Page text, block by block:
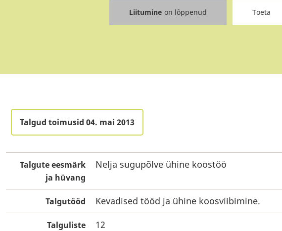
Liitumine on lõppenud Toeta
Talgud toimusid 04. mai 2013
Talgute eesmärk
ja hüvang
Nelja sugupõlve ühine koostöö
Talgutööd Kevadised tööd ja ühine koosviibimine.
Talguliste
12